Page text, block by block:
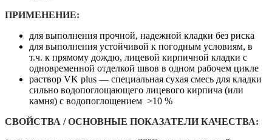
ПРИМЕНЕНИЕ:
для выполнения прочной, надежной кладки без риска
для выполнения устойчивой к погодным условиям, в
т.ч. к прямому дождю, лицевой кирпичной кладки с
одновременной отделкой швов в одном рабочем цикле
раствор VK plus — специальная сухая смесь для кладки
сильно водопоглощающего лицевого кирпича (или
камня) c водопоглощением >10 %
СВОЙСТВА / ОСНОВНЫЕ ПОКАЗАТЕЛИ КАЧЕСТВА: